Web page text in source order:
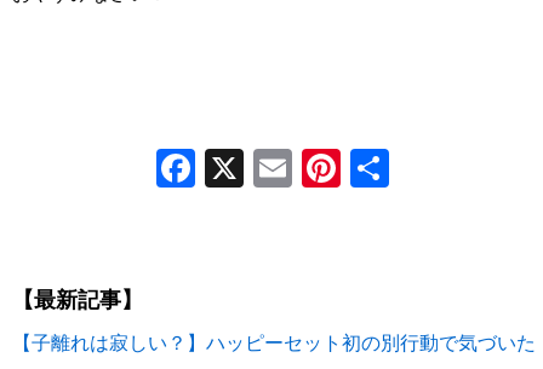
Facebook
X EmailPinterest
【最新記事】
【子離れは寂しい？】ハッピーセット初の別行動で気づいた